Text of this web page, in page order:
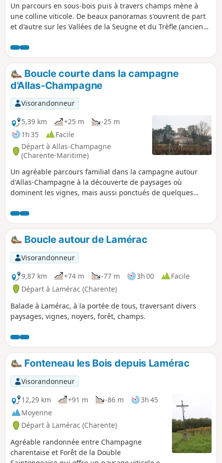
Un parcours en sous-bois puis à travers champs mène à
une colline viticole. De beaux panoramas s'ouvrent de part
et d'autre sur les Vallées de la Seugne et du Trèfle (ancien
en passant par un joli bois de chênes et châtaigniers, de
grands Domaines ponctuent le paysage jusqu'aux abords
du Trèfle (visite et dégustation au Domaine des Brissons),
des chemins enherbés longent prés et ruisseaux et
traversent les peupleraies jusqu'à l'arrivée.
Boucle courte dans la campagne
d'Allas-Champagne
Visorandonneur
5,39 km
+25 m
-25 m
1h 35
Facile
Départ à Allas-Champagne
(Charente-Maritime)
Un agréable parcours familial dans la campagne autour
d'Allas-Champagne à la découverte de paysages où
dominent les vignes, mais aussi ponctués de quelques
C'est également l'occasion d'aller à la rencontre du
patrimoine bâti.
Boucle autour de Lamérac
Visorandonneur
9,87 km
+74 m -77 m 3h 00
Facile
Départ à Lamérac (Charente)
Balade à Lamérac, à la portée de tous, traversant divers
paysages, vignes, noyers, forêt, champs.
Fonteneau les Bois depuis Lamérac
Visorandonneur
12,29 km
+91 m -86 m
3h 45
Moyenne
Départ à Lamérac (Charente)
Agréable randonnée entre Champagne
charentaise et Forêt de la Double